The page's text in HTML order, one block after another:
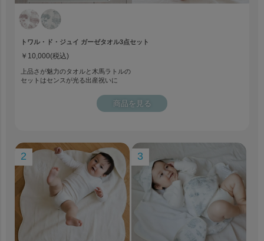
トワル・ド・ジュイ ガーゼタオル3点セット
￥10,000(税込)
上品さが魅力のタオルと木馬ラトルの
セットはセンスが光る出産祝いに
商品を見る
2 3